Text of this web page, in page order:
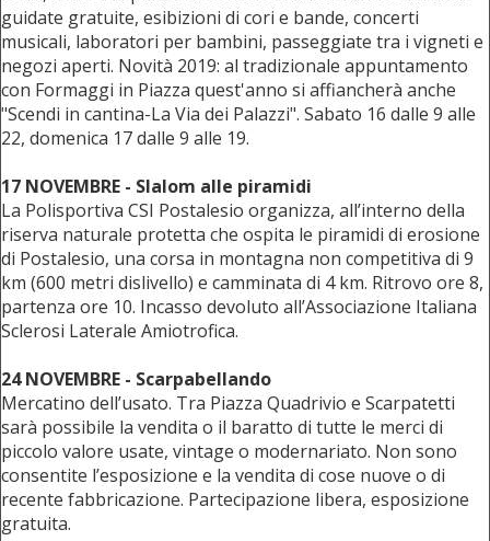
guidate gratuite, esibizioni di cori e bande, concerti
musicali, laboratori per bambini, passeggiate tra i vigneti e
negozi aperti. Novità 2019: al tradizionale appuntamento
con Formaggi in Piazza quest'anno si affiancherà anche
"Scendi in cantina-La Via dei Palazzi". Sabato 16 dalle 9 alle
22, domenica 17 dalle 9 alle 19.
17 NOVEMBRE - Slalom alle piramidi
La Polisportiva CSI Postalesio organizza, all’interno della
riserva naturale protetta che ospita le piramidi di erosione
di Postalesio, una corsa in montagna non competitiva di 9
km (600 metri dislivello) e camminata di 4 km. Ritrovo ore 8,
partenza ore 10. Incasso devoluto all’Associazione Italiana
Sclerosi Laterale Amiotrofica.
24 NOVEMBRE - Scarpabellando
Mercatino dell’usato. Tra Piazza Quadrivio e Scarpatetti
sarà possibile la vendita o il baratto di tutte le merci di
piccolo valore usate, vintage o modernariato. Non sono
consentite l’esposizione e la vendita di cose nuove o di
recente fabbricazione. Partecipazione libera, esposizione
gratuita.